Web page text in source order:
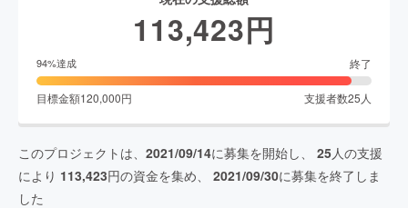
113,423円
94%達成 終了
目標金額120,000円 支援者数25 人
このプロジェクトは、 2021/09/14に募集を開始し、 25人の支援
により 113,423円の資金を集め、 2021/09/30に募集を終了しま
した